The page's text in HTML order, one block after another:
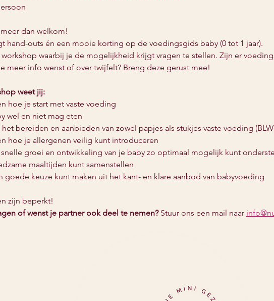
dan welkom!
hand-outs én een mooie korting op de voedingsgids baby (0 tot 1 jaar).
workshop waarbij je de mogelijkheid krijgt vragen te stellen. Zijn er
meer info wenst of over twijfelt? Breng deze gerust mee!
weet jij:
hoe je start met vaste voeding
wel en niet mag eten
bereiden en aanbieden van zowel papjes als stukjes vaste voeding
hoe je allergenen veilig kunt introduceren
groei en ontwikkeling van je baby zo optimaal mogelijk kunt
maaltijden kunt samenstellen
goede keuze kunt maken uit het kant- en klare aanbod van babyvoeding
zijn beperkt!
of wenst je partner ook deel te nemen? Stuur ons een mail naar